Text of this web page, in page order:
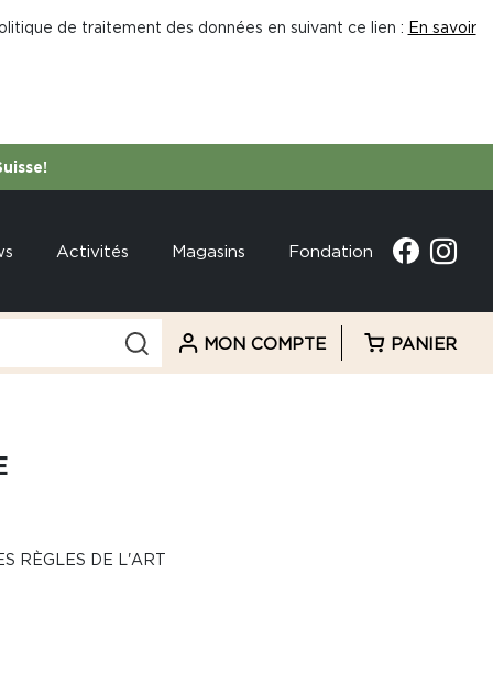
de traitement des données en suivant ce lien : En savoir
Activités Magasins Fondation
MON COMPTE PANIER
RÈGLES DE L'ART